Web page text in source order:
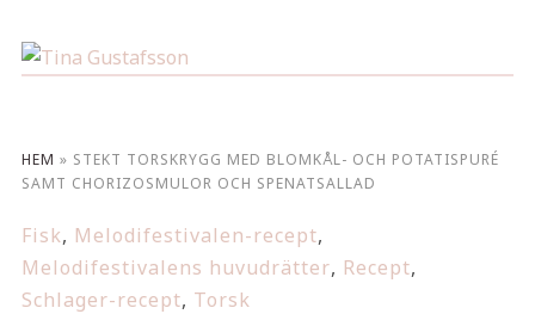
HEM » STEKT TORSKRYGG MED BLOMKÅL- OCH POTATISPURÉ
SAMT CHORIZOSMULOR OCH SPENATSALLAD
Fisk, Melodifestivalen-recept,
Melodifestivalens huvudrätter, Recept,
Schlager-recept, Torsk